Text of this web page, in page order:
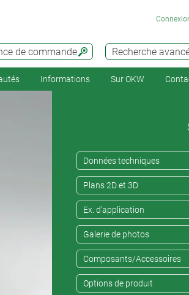
Recherche
de commande
Informations Sur OKW
Données techniques
Plans 2D et 3D
Ex. d'application
Galerie de photos
Composants/Accessoires
Options de produit